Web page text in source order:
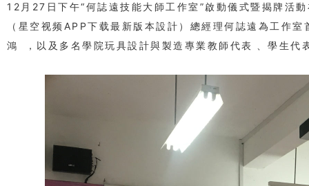
12月27日下午“何誌遠技能大師工作室”啟動儀式暨揭牌活
（星空视频APP下载最新版本設計）總經理何誌遠為工作室首
鴻，以及多名學院玩具設計與製造專業教師代表、學生代表